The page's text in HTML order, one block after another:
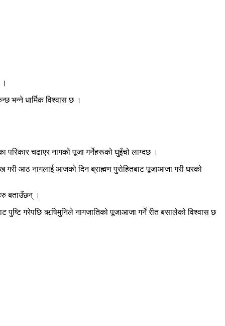
भन्ने धार्मिक विश्वास छ ।
परिकार चढाएर नागको पूजा गर्नेहरूको घुइँचो लाग्दछ ।
आठ नागलाई आजको दिन ब्राह्मण पुरोहितबाट पूजाआजा गरी घरको
बताउँछन् ।
पुष्टि गरेपछि ऋषिमुनिले नागजातिको पूजाआजा गर्ने रीत बसालेको विश्वास छ